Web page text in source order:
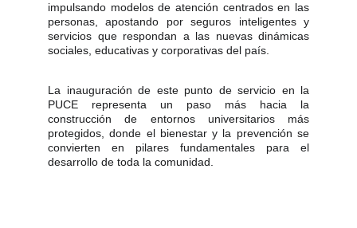
impulsando modelos de atención centrados en las
personas, apostando por seguros inteligentes y
servicios que respondan a las nuevas dinámicas
sociales, educativas y corporativas del país.
La inauguración de este punto de servicio en la
PUCE representa un paso más hacia la
construcción de entornos universitarios más
protegidos, donde el bienestar y la prevención se
convierten en pilares fundamentales para el
desarrollo de toda la comunidad.